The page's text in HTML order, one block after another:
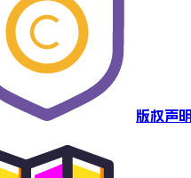
版权声明